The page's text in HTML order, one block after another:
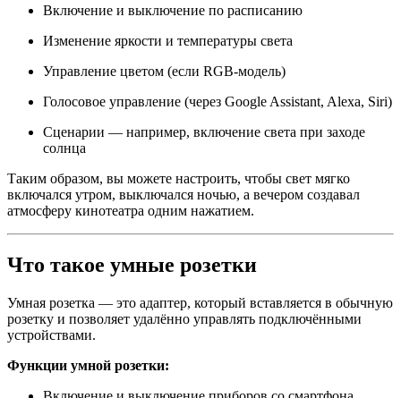
Включение и выключение по расписанию
Изменение яркости и температуры света
Управление цветом (если RGB-модель)
Голосовое управление (через Google Assistant, Alexa, Siri)
Сценарии — например, включение света при заходе
солнца
Таким образом, вы можете настроить, чтобы свет мягко
включался утром, выключался ночью, а вечером создавал
атмосферу кинотеатра одним нажатием.
Что такое умные розетки
Умная розетка — это адаптер, который вставляется в обычную
розетку и позволяет удалённо управлять подключёнными
устройствами.
Функции умной розетки: